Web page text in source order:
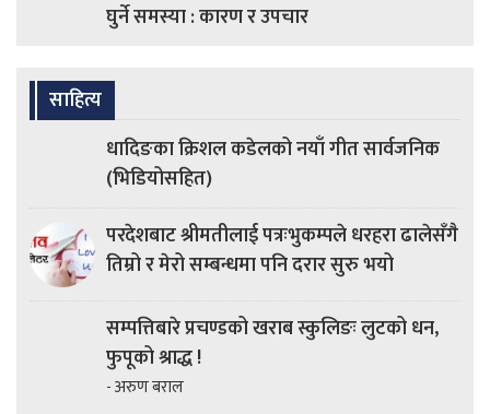
घुर्ने समस्या : कारण र उपचार
साहित्य
धादिङका क्रिशल कडेलको नयाँ गीत सार्वजनिक
(भिडियोसहित)
परदेशबाट श्रीमतीलाई पत्रःभुकम्पले धरहरा ढालेसँगै
तिम्रो र मेरो सम्बन्धमा पनि दरार सुरु भयो
सम्पत्तिबारे प्रचण्डको खराब स्कुलिङः लुटको धन,
फुपूको श्राद्ध !
- अरुण बराल